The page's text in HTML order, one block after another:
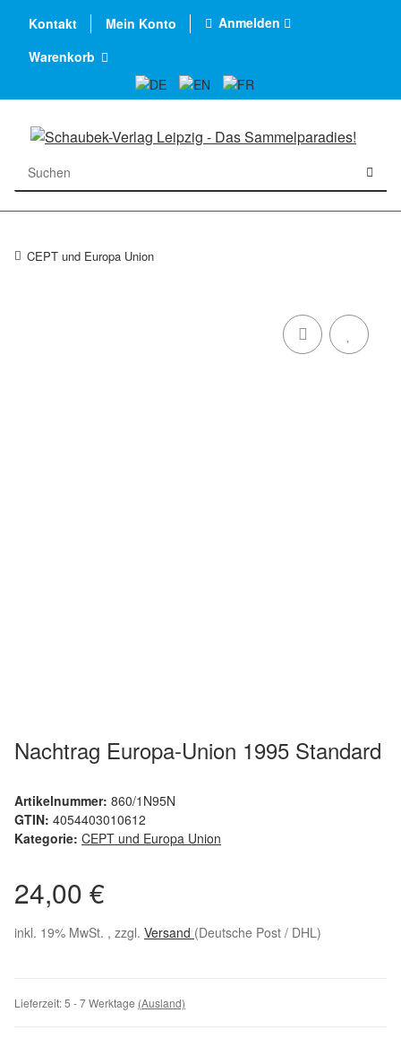
Kontakt Mein Konto
Anmelden
Warenkorb
CEPT und Europa Union
Nachtrag Europa-Union 1995 Standard
Artikelnummer: 860/1N95N
GTIN: 4054403010612
Kategorie: CEPT und Europa Union
24,00 €
inkl. 19% MwSt. , zzgl. Versand (Deutsche Post / DHL)
Lieferzeit:5 - 7 Werktage (Ausland)